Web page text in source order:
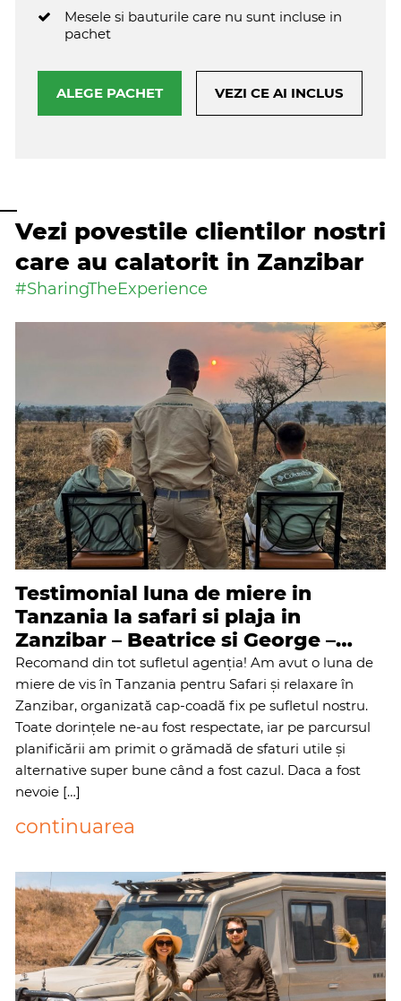
Mesele si bauturile care nu sunt incluse in
pachet
ALEGE PACHET VEZI CE AI INCLUS
Vezi povestile clientilor nostri
care au calatorit in Zanzibar
#SharingTheExperience
Testimonial luna de miere in
Tanzania la safari si plaja in
Zanzibar – Beatrice si George –
iunie 2026
Recomand din tot sufletul agenția! Am avut o luna de
miere de vis în Tanzania pentru Safari și relaxare în
Zanzibar, organizată cap-coadă fix pe sufletul nostru.
Toate dorințele ne-au fost respectate, iar pe parcursul
planificării am primit o grămadă de sfaturi utile și
alternative super bune când a fost cazul. ​Daca a fost
nevoie […]
continuarea